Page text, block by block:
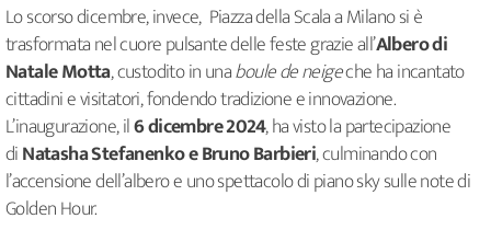
Lo scorso dicembre, invece, Piazza della Scala a Milano si è
trasformata nel cuore pulsante delle feste grazie all’Albero di
Natale Motta, custodito in unaboule de neigeche ha incantato
cittadini e visitatori, fondendo tradizione e innovazione.
L’inaugurazione, il6 dicembre 2024, ha visto la partecipazione
diNatasha Stefanenko e Bruno Barbieri, culminando con
l’accensione dell’albero e uno spettacolo di piano sky sulle note di
Golden Hour.